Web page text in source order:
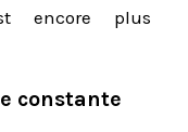
encore plus
constante